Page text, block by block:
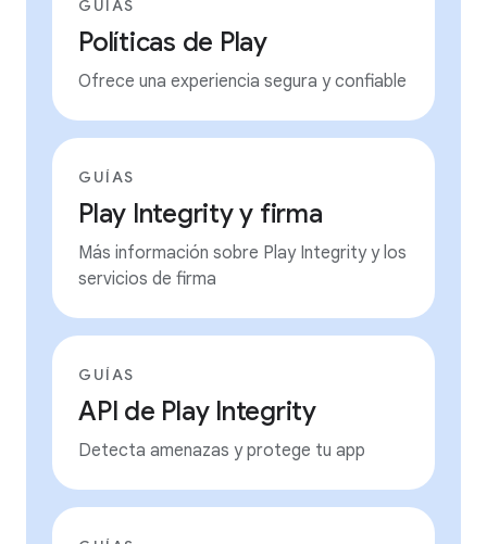
GUÍAS
Políticas de Play
Ofrece una experiencia segura y confiable
GUÍAS
Play Integrity y firma
Más información sobre Play Integrity y los
servicios de firma
GUÍAS
API de Play Integrity
Detecta amenazas y protege tu app